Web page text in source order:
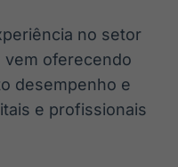
no setor
vem oferecendo
desempenho e
e profissionais